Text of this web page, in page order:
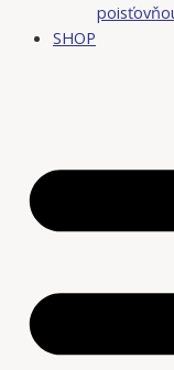
SHOP